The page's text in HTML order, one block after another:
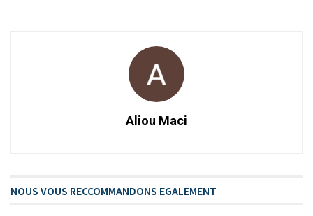
Aliou Maci
NOUS VOUS RECCOMMANDONS EGALEMENT